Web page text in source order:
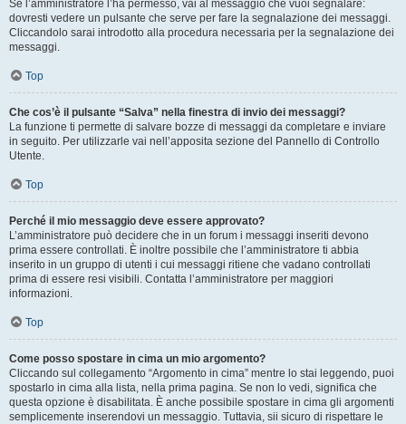
Se l’amministratore l’ha permesso, vai al messaggio che vuoi segnalare:
dovresti vedere un pulsante che serve per fare la segnalazione dei messaggi.
Cliccandolo sarai introdotto alla procedura necessaria per la segnalazione dei
messaggi.
Top
Che cos’è il pulsante “Salva” nella finestra di invio dei messaggi?
La funzione ti permette di salvare bozze di messaggi da completare e inviare
in seguito. Per utilizzarle vai nell’apposita sezione del Pannello di Controllo
Utente.
Top
Perché il mio messaggio deve essere approvato?
L’amministratore può decidere che in un forum i messaggi inseriti devono
prima essere controllati. È inoltre possibile che l’amministratore ti abbia
inserito in un gruppo di utenti i cui messaggi ritiene che vadano controllati
prima di essere resi visibili. Contatta l’amministratore per maggiori
informazioni.
Top
Come posso spostare in cima un mio argomento?
Cliccando sul collegamento “Argomento in cima” mentre lo stai leggendo, puoi
spostarlo in cima alla lista, nella prima pagina. Se non lo vedi, significa che
questa opzione è disabilitata. È anche possibile spostare in cima gli argomenti
semplicemente inserendovi un messaggio. Tuttavia, sii sicuro di rispettare le